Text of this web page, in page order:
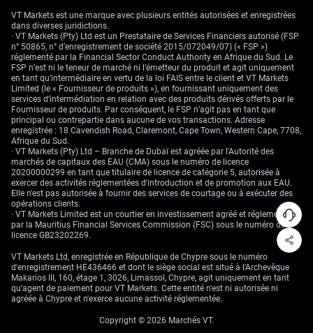
VT Markets est une marque avec plusieurs entités autorisées et enregistrées
dans diverses juridictions.
· VT Markets (Pty) Ltd est un Prestataire de Services Financiers autorisé (FSP
n° 50865, n° d’enregistrement de société 2015/072049/07) (« FSP »)
réglementé par la Financial Sector Conduct Authority en Afrique du Sud. Le
FSP n’est ni le teneur de marché ni l’émetteur du produit et agit uniquement
en tant qu’intermédiaire en vertu de la loi FAIS entre le client et VT Markets
Limited (le « Fournisseur de produits »), en fournissant uniquement des
services d’intermédiation en relation avec des produits dérivés offerts par le
Fournisseur de produits. Par conséquent, le FSP n’agit pas en tant que
principal ou contrepartie dans aucune de vos transactions. Adresse
enregistrée : 18 Cavendish Road, Claremont, Cape Town, Western Cape, 7708,
Afrique du Sud.
· VT Markets (Pty) Ltd – Branche de Dubaï est agréée par l'Autorité des
marchés de capitaux des EAU (CMA) sous le numéro de licence
20200000299 en tant que titulaire de licence de catégorie 5, autorisée à
exercer des activités réglementées d'introduction et de promotion aux EAU.
Elle n'est pas autorisée à fournir des services de courtage ou à exécuter des
opérations clients.
· VT Markets Limited est un courtier en investissement agréé et réglementé
par la Mauritius Financial Services Commission (FSC) sous le numéro de
licence GB23202269.
VT Markets Ltd, enregistrée en République de Chypre sous le numéro
d'enregistrement HE436466 et dont le siège social est situé à l'Archevêque
Makarios III, 160, étage 1, 3026, Limassol, Chypre, agit uniquement en tant
qu'agent de paiement pour VT Markets. Cette entité n'est ni autorisée ni
agréée à Chypre et n'exerce aucune activité réglementée.
Copyright © 2026 Marchés VT.